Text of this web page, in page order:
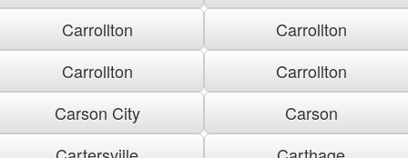
Carrollton
Carrollton
Carrollton
Carrollton
Carson City
Carson